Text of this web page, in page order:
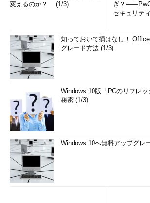
変えるのか？ (1/3)
ぎ？
セキュリテ
知っておいて損はなし！
グレード方法 (1/3)
Windows 10版「PCのリフレ
秘密 (1/3)
Windows 10へ無料アップグレ